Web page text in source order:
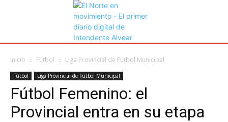
Inicio Fútbol Liga Provincial de Fútbol Municipal
Fútbol Liga Provincial de Fútbol Municipal
Fútbol Femenino: el
Provincial entra en su etapa